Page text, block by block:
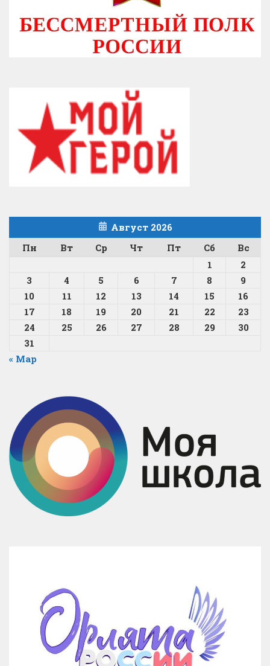
Август 2026
Пн
Вт Ср Чт Пт Сб
Вс
1
2
3
4 5 6 7 8
9
10
11 12 13 14 15
16
17
18 19 20 21 22
23
24
25 26 27 28 29
30
31
« Мар